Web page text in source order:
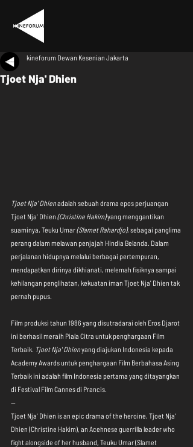
Tjoet Nja' Dhien
kineforum Dewan Kesenian Jakarta
Tjoet Nja' Dhien adalah sebuah drama epos perjuangan
Tjoet Nja' Dhien (Christine Hakim) yang menggantikan
suaminya, Teuku Umar (Slamet Rahardjo), sebagai panglima
perang dalam melawan penjajah Hindia Belanda. Dalam
perjalanan hidupnya melalui berbagai pertempuran,
mendapatkan dirinya dikhianati, melemah fisiknya sampai
kehilangan penglihatan, kekuatan iman Tjoet Nja' Dhien tak
pernah pupus.
Film produksi tahun 1986 yang disutradarai oleh Eros Djarot
ini berhasil meraih Piala Citra untuk penghargaan Film
Terbaik. Tjoet Nja' Dhien yang diajukan Indonesia kepada
Academy Awards untuk penghargaan Film Berbahasa Asing
Terbaik ini adalah film Indonesia pertama yang ditayangkan
di Festival Film Cannes di Prancis.
--
Tjoet Nja' Dhien is an epic drama of the heroine, Tjoet Nja'
Dhien (Christine Hakim), an Acehnese guerrilla leader who
fight alongside of her husband, Teuku Umar (Slamet